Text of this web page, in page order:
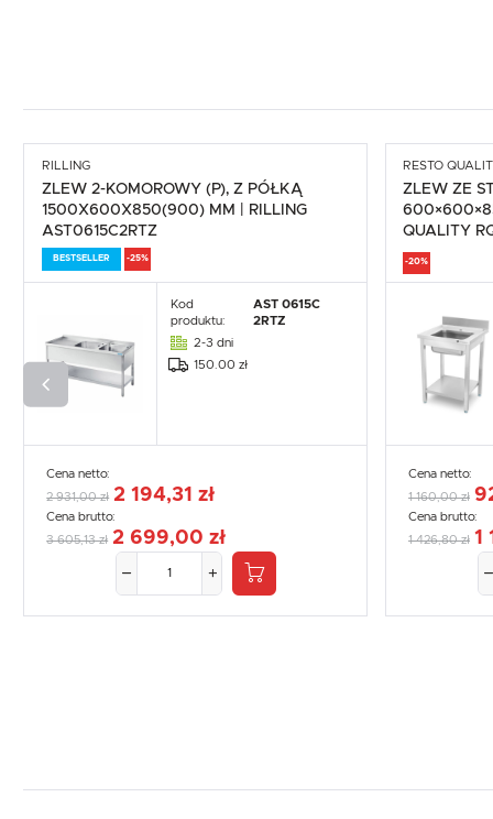
RILLING
ZLEW 2-KOMOROWY (P), Z PÓŁKĄ
1500X600X850(900) MM | RILLING
AST0615C2RTZ
BESTSELLER -25%
Kod
produktu:
AST 0615C
2RTZ
2-3 dni
150.00 zł
Cena netto:
2 931,00 zł 2 194,31 zł
Cena brutto:
3 605,13 zł 2 699,00 zł
RESTO
ZLEW ZE
QUALITY
-20%
Cena netto:
1 160,00 zł
Cena brutto:
1 426,80 zł 1